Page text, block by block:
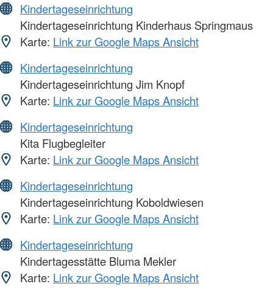
Kindertageseinrichtung
Kindertageseinrichtung Kinderhaus Springmaus
Karte: Link zur Google Maps Ansicht
Kindertageseinrichtung
Kindertageseinrichtung Jim Knopf
Karte: Link zur Google Maps Ansicht
Kindertageseinrichtung
Kita Flugbegleiter
Karte: Link zur Google Maps Ansicht
Kindertageseinrichtung
Kindertageseinrichtung Koboldwiesen
Karte: Link zur Google Maps Ansicht
Kindertageseinrichtung
Kindertagesstätte Bluma Mekler
Karte: Link zur Google Maps Ansicht